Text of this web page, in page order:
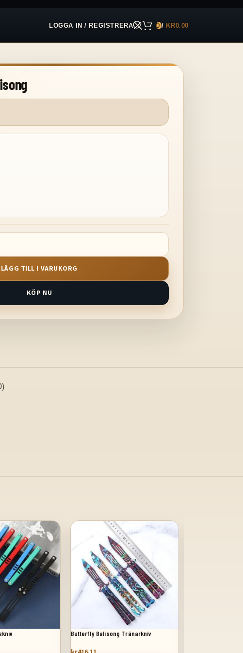
LOGGA IN / REGISTRERA 0/ KR0.00
LÄGG TILL I VARUKORG
KÖP NU
Butterfly Balisong Tränarkniv